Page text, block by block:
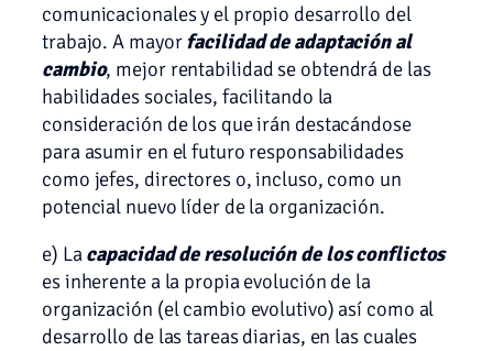
comunicacionales y el propio desarrollo del
trabajo. A mayorfacilidad de adaptación al
cambio, mejor rentabilidad se obtendrá de las
habilidades sociales, facilitando la
consideración de los que irán destacándose
para asumir en el futuro responsabilidades
como jefes, directores o, incluso, como un
potencial nuevo líder de la organización.
e) Lacapacidad de resolución de los conflictos
es inherente a la propia evolución de la
organización (el cambio evolutivo) así como al
desarrollo de las tareas diarias, en las cuales